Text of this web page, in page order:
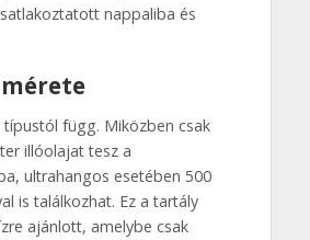
nappaliba és
típustól függ. Miközben csak
illóolajat tesz a
ultrahangos esetében 500
is találkozhat. Ez a tartály
ajánlott, amelybe csak